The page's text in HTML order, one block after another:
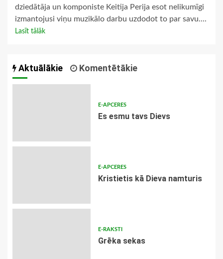
dziedātāja un komponiste Keitija Perija esot nelikumīgi
izmantojusi viņu muzikālo darbu uzdodot to par savu....
Lasīt tālāk
Aktuālākie Komentētākie
E-APCERES
Es esmu tavs Dievs
E-APCERES
Kristietis kā Dieva namturis
E-RAKSTI
Grēka sekas